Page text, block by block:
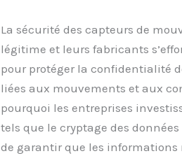
La sécurité des capteurs de
légitime et leurs fabricants
pour protéger la confidentialité
liées aux mouvements et aux
pourquoi les entreprises
tels que le cryptage des
de garantir que les